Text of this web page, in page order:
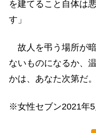
を建てること自体は
す」
故人を弔う場所が
ないものになるか、
かは、あなた次第だ。
※女性セブン2021年